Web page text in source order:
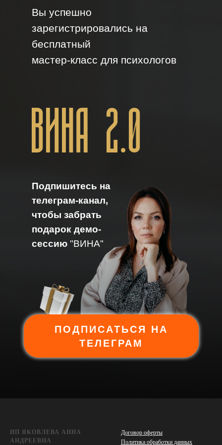
Вы успешно
зарегистрировались на
бесплатный
мастер-класс для психологов
Подпишитесь на
телеграм-канал,
чтобы забрать
подарок демо-
сессию "ВИНА"
ПОДПИСАТЬСЯ НА
ТЕЛЕГРАМ
ВИНА 2.0
ИП ЯКОВЛЕВА АННА
АНДРЕЕВНА
Договор оферты
Политика обработки данных